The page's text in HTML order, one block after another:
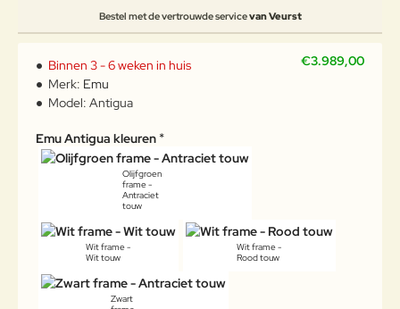
Bestel met de vertrouwde servicevan Veurst
€3.989,00
Binnen 3 - 6 weken in huis
Merk: Emu
Model: Antigua
Emu Antigua kleuren
Olijfgroen
frame -
Antraciet
touw
Wit frame -
Wit touw
Wit frame -
Rood touw
Zwart